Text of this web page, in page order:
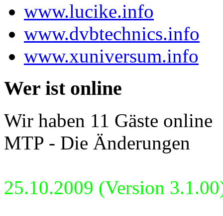
www.lucike.info
www.dvbtechnics.info
www.xuniversum.info
Wer ist online
Wir haben 11 Gäste online
MTP - Die Änderungen
25.10.2009 (Version